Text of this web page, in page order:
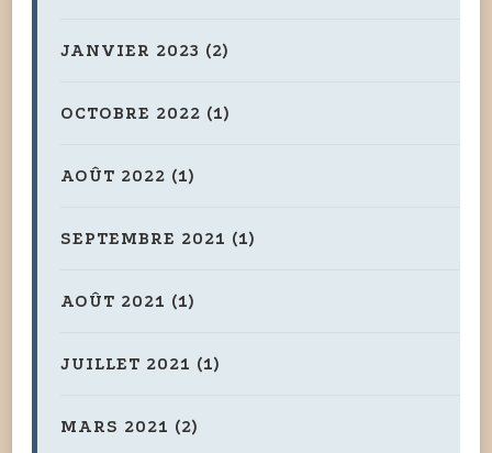
JANVIER 2023 (2)
OCTOBRE 2022 (1)
AOÛT 2022 (1)
SEPTEMBRE 2021 (1)
AOÛT 2021 (1)
JUILLET 2021 (1)
MARS 2021 (2)